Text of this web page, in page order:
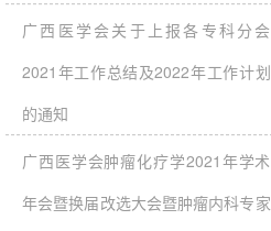
广西医学会关于上报各专科分会
2021年工作总结及2022年工作计划
的通知
广西医学会肿瘤化疗学2021年学术
年会暨换届改选大会暨肿瘤内科专家